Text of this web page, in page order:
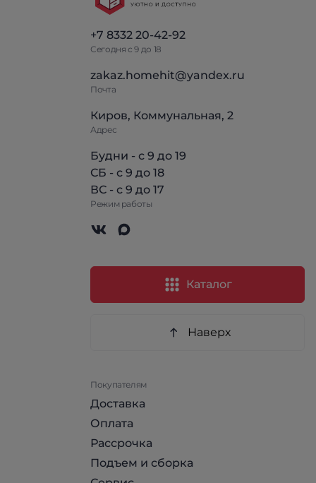
+7 8332 20-42-92
Сегодня с 9 до 18
zakaz.homehit@yandex.ru
Почта
Киров, Коммунальная, 2
Адрес
Будни - с 9 до 19
СБ - с 9 до 18
ВС - с 9 до 17
Режим работы
Каталог
Наверх
Покупателям
Доставка
Оплата
Рассрочка
Подъем и сборка